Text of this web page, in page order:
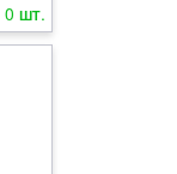
0 шт.